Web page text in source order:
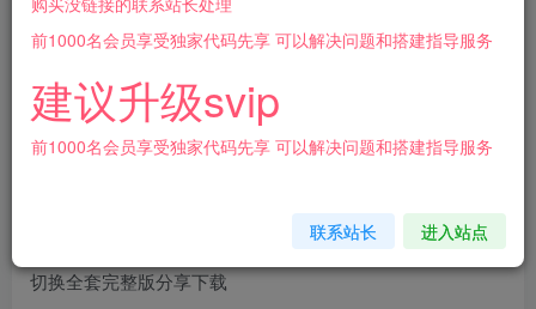
此内容为付费阅读，请付费后查看
10
会员免费
[源代码共享网]NG接口游戏/最新免转YLC多套前端模板自由
切换全套完整版分享下载
前1000名会员享受独家代码先享 可以解决问题和搭建指导服务
建议升级svip
前1000名会员享受独家代码先享 可以解决问题和搭建指导服务
联系站长 进入站点